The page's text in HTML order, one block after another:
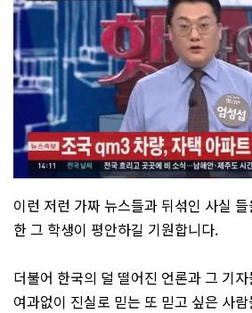
이런 저런 가짜 뉴스들과 뒤섞인 사실
한 그 학생이 평안하길 기원합니다.
더불어 한국의 덜 떨어진 언론과 그 기
여과없이 진실로 믿는 또 믿고 싶은 사람